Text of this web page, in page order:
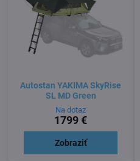
Autostan YAKIMA SkyRise
SL MD Green
Na dotaz
1799 €
Zobraziť